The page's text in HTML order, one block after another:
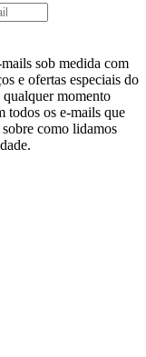
sob medida com
e ofertas especiais do
qualquer momento
todos os e-mails que
como lidamos